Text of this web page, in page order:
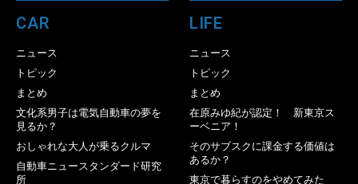
CAR
ニュース
トピック
まとめ
文化系男子は電気自動車の夢を
見るか？
おしゃれな大人が乗るクルマ
自動車ニュースタンダード研究
所
LIFE
ニュース
トピック
まとめ
在原みゆ紀が認定！ 新東京ス
ーベニア！
そのサブスクに課金する価値は
あるか？
東京で暮らすのをやめてみた